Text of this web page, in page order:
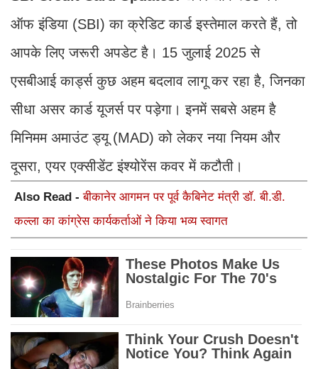
ऑफ इंडिया (SBI) का क्रेडिट कार्ड इस्तेमाल करते हैं, तो
आपके लिए जरूरी अपडेट है। 15 जुलाई 2025 से
एसबीआई कार्ड्स कुछ अहम बदलाव लागू कर रहा है, जिनका
सीधा असर कार्ड यूजर्स पर पड़ेगा। इनमें सबसे अहम है
मिनिमम अमाउंट ड्यू (MAD) को लेकर नया नियम और
दूसरा, एयर एक्सीडेंट इंश्योरेंस कवर में कटौती।
Also Read -बीकानेर आगमन पर पूर्व कैबिनेट मंत्री डॉ. बी.डी.
कल्ला का कांग्रेस कार्यकर्ताओं ने किया भव्य स्वागत